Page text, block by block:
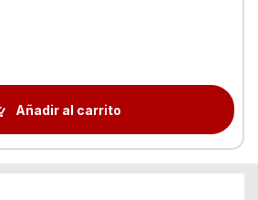
Añadir al carrito